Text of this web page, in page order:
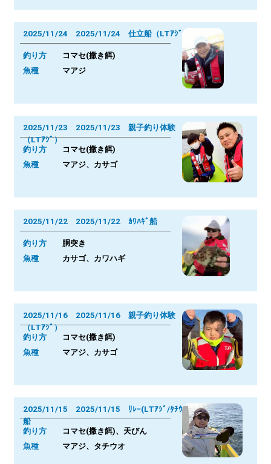
2025/11/24 2025/11/24 仕立船（LTｱｼﾞ）
釣り方
コマセ(撒き餌)
魚種 マアジ
2025/11/23 2025/11/23 親子釣り体験
（LTｱｼﾞ）
釣り方
コマセ(撒き餌)
魚種 マアジ、カサゴ
2025/11/22 2025/11/22 ｶﾜﾊｷﾞ船
釣り方 胴突き
魚種 カサゴ、カワハギ
2025/11/16 2025/11/16 親子釣り体験
（LTｱｼﾞ）
釣り方
コマセ(撒き餌)
魚種 マアジ、カサゴ
2025/11/15 2025/11/15 ﾘﾚｰ(LTｱｼﾞ/ﾀﾁｳｵ)
船
釣り方
コマセ(撒き餌)、天びん
魚種 マアジ、タチウオ